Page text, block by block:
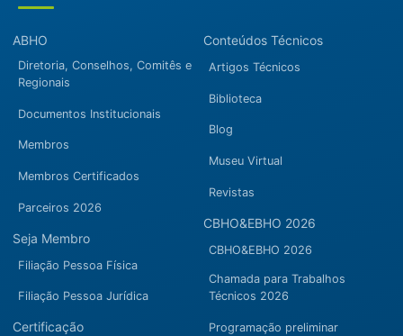
ABHO
Diretoria, Conselhos, Comitês e
Regionais
Documentos Institucionais
Membros
Membros Certificados
Parceiros 2026
Seja Membro
Filiação Pessoa Física
Filiação Pessoa Jurídica
Certificação
Conteúdos Técnicos
Artigos Técnicos
Biblioteca
Blog
Museu Virtual
Revistas
CBHO&EBHO 2026
CBHO&EBHO 2026
Chamada para Trabalhos
Técnicos 2026
Programação preliminar